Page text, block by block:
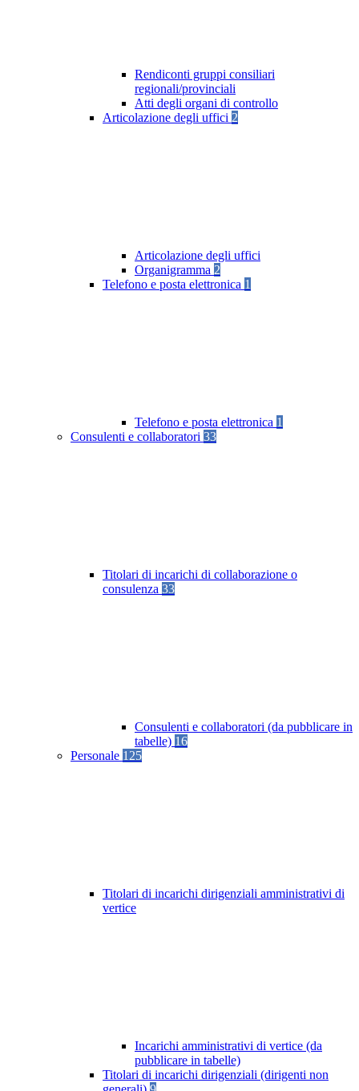
Rendiconti gruppi consiliari
regionali/provinciali
Atti degli organi di controllo
Articolazione degli uffici 2
Articolazione degli uffici
Organigramma 2
Telefono e posta elettronica 1
Telefono e posta elettronica 1
Consulenti e collaboratori 33
Titolari di incarichi di collaborazione o
consulenza 33
Consulenti e collaboratori (da pubblicare in
tabelle) 16
Personale 125
Titolari di incarichi dirigenziali amministrativi di
vertice
Incarichi amministrativi di vertice (da
pubblicare in tabelle)
Titolari di incarichi dirigenziali (dirigenti non